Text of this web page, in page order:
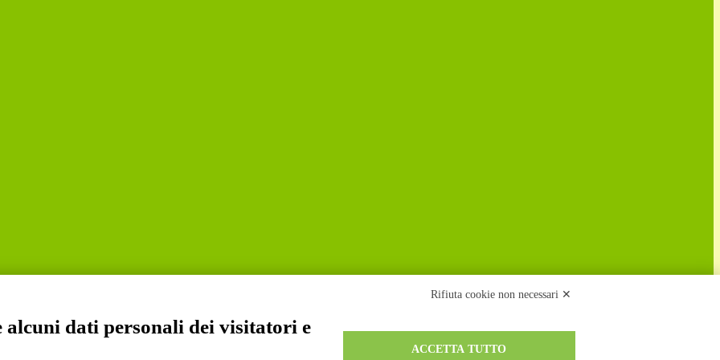
S.p.A. | Divisione Publishing & New Social Media
Rifiuta cookie non necessari ✕
alcuni dati personali dei visitatori e
ACCETTA TUTTO